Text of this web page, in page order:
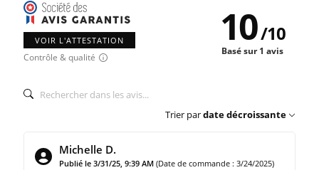
VOIR L'ATTESTATION
Contrôle & qualité
10/10
Basé sur 1 avis
Trier pardate décroissante
Michelle D.
Publié le 3/31/25, 9:39 AM (Date de commande : 3/24/2025)